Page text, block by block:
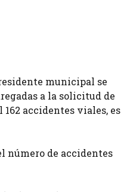
municipal se
a la solicitud de
accidentes viales, es
número de accidentes